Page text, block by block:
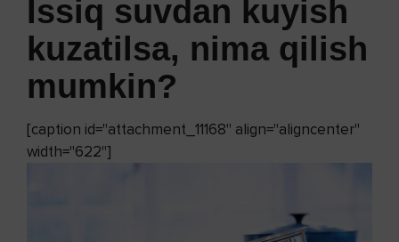
Issiq suvdan kuyish
kuzatilsa, nima qilish
mumkin?
[caption id="attachment_11168" align="aligncenter"
width="622"]